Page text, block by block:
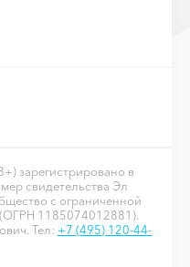
зарегистрировано в
свидетельства Эл
с ограниченной
1185074012881).
Тел: +7 (495) 120-44-